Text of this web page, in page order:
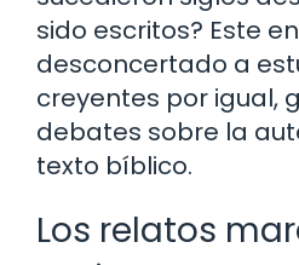
sido escritos? Este
desconcertado a
creyentes por igual,
debates sobre la
texto bíblico.
Los relatos